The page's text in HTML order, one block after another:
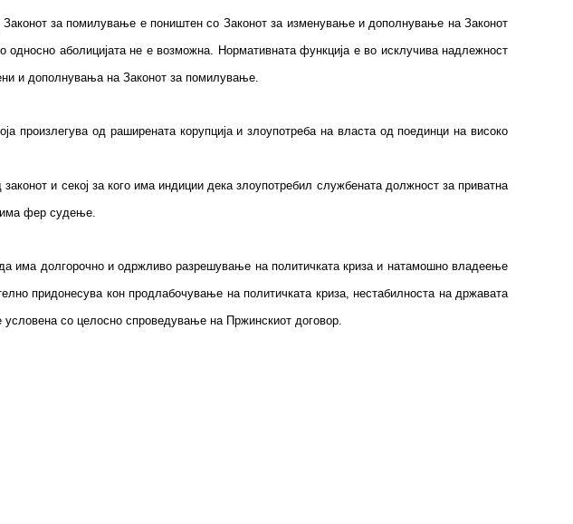
за помилување е поништен со Законот за изменување и дополнување на Законот
аболицијата не е возможна. Нормативната функција е во исклучива надлежност
и дополнувања на Законот за помилување.
произлегува од раширената корупција и злоупотреба на власта од поединци на високо
и секој за кого има индиции дека злоупотребил службената должност за приватна
има фер судење.
има долгорочно и одржливо разрешување на политичката криза и натамошно владеење
придонесува кон продлабочување на политичката криза, нестабилноста на државата
условена со целосно спроведување на Пржинскиот договор.